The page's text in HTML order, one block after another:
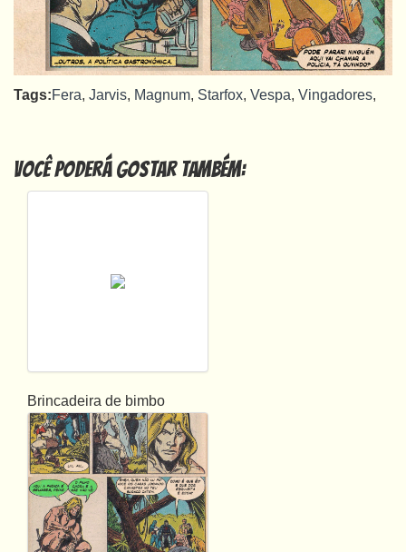
Tags:Fera, Jarvis, Magnum, Starfox, Vespa, Vingadores,
Você poderá gostar também:
Brincadeira de bimbo